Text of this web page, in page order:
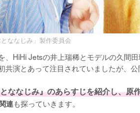
ななじみ」製作委員会
、HiHi Jetsの井上瑞稀とモデルの久間
共演とあって注目されていましたが、
ななじみ』のあらすじを紹介し、原
連も探っていきます。